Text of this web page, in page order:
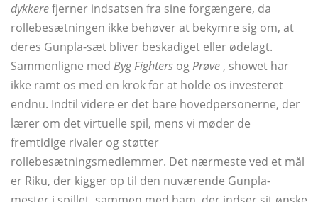
dykkerefjerner indsatsen fra sine forgængere, da
rollebesætningen ikke behøver at bekymre sig om, at
deres Gunpla-sæt bliver beskadiget eller ødelagt.
Sammenligne med Byg Fighters ogPrøve , showet har
ikke ramt os med en krok for at holde os investeret
endnu. Indtil videre er det bare hovedpersonerne, der
lærer om det virtuelle spil, mens vi møder de
fremtidige rivaler og støtter
rollebesætningsmedlemmer. Det nærmeste ved et mål
er Riku, der kigger op til den nuværende Gunpla-